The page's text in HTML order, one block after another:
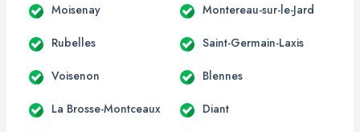
Moisenay Montereau-sur-le-Jard
Rubelles Saint-Germain-Laxis
Voisenon Blennes
La Brosse-Montceaux Diant